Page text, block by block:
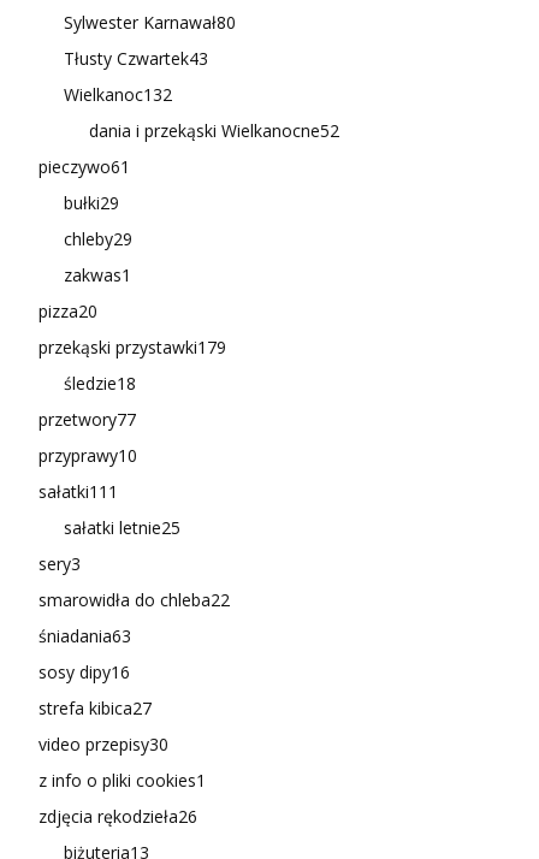
Sylwester Karnawał80
Tłusty Czwartek43
Wielkanoc132
dania i przekąski Wielkanocne52
pieczywo61
bułki29
chleby29
zakwas1
pizza20
przekąski przystawki179
śledzie18
przetwory77
przyprawy10
sałatki111
sałatki letnie25
sery3
smarowidła do chleba22
śniadania63
sosy dipy16
strefa kibica27
video przepisy30
z info o pliki cookies1
zdjęcia rękodzieła26
biżuteria13